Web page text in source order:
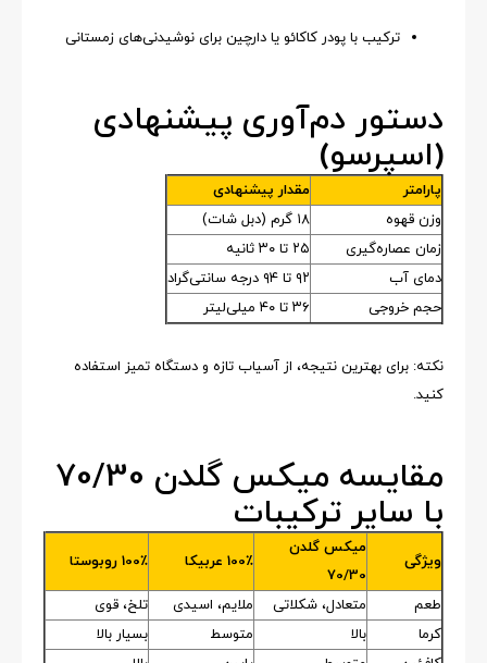
ترکیب با پودر کاکائو یا دارچین برای نوشیدنی‌های زمستانی
دستور دم‌آوری پیشنهادی
(اسپرسو)
پارامتر
مقدار پیشنهادی
وزن قهوه
۱۸ گرم (دبل شات)
زمان عصاره‌گیری
۲۵ تا ۳۰ ثانیه
دمای آب
۹۲ تا ۹۴ درجه سانتی‌گراد
حجم خروجی
۳۶ تا ۴۰ میلی‌لیتر
نکته: برای بهترین نتیجه، از آسیاب تازه و دستگاه تمیز استفاده
کنید.
مقایسه میکس گلدن 70/30
با سایر ترکیبات
ویژگی
میکس گلدن
70/30
100٪ عربیکا 100٪ روبوستا
طعم متعادل، شکلاتی ملایم، اسیدی
تلخ، قوی
کرما
بالا متوسط
بسیار بالا